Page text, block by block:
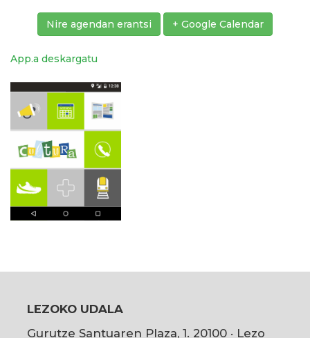
Nire agendan erantsi + Google Calendar
App.a deskargatu
LEZOKO UDALA
Gurutze Santuaren Plaza, 1. 20100 · Lezo